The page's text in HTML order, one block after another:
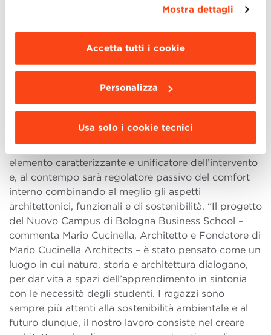
Dettagli ”. Per
modificare le impostazioni di navigazione e
scegliere le funzionalità, le terze parti e i cookie
Mostra dettagli
Accetta tutti i cookie
Personalizza
Usa solo i cookie tecnici
per consolidare questa crescita”.
Il nuovo Campus sorgerà sul crinale della collina
attraverso la riqualificazione e il recupero di alcuni
edifici già presenti sul sito, per una superficie totale
di 3300 mq. Un intervento ‘’leggero’’ che vuole
semplificare gli spazi e le architetture esistenti in
modo da inserirsi in maniera silenziosa nel contesto
cerca il costante dialogo con la natura e il paesaggio
circostante. Una nuova copertura sarà inoltre
elemento caratterizzante e unificatore dell’intervento
e, al contempo sarà regolatore passivo del comfort
interno combinando al meglio gli aspetti
architettonici, funzionali e di sostenibilità. “Il progetto
del Nuovo Campus di Bologna Business School –
commenta Mario Cucinella, Architetto e Fondatore di
Mario Cucinella Architects – è stato pensato come un
luogo in cui natura, storia e architettura dialogano,
per dar vita a spazi dell’apprendimento in sintonia
con le necessità degli studenti. I ragazzi sono
sempre più attenti alla sostenibilità ambientale e al
futuro dunque, il nostro lavoro consiste nel creare